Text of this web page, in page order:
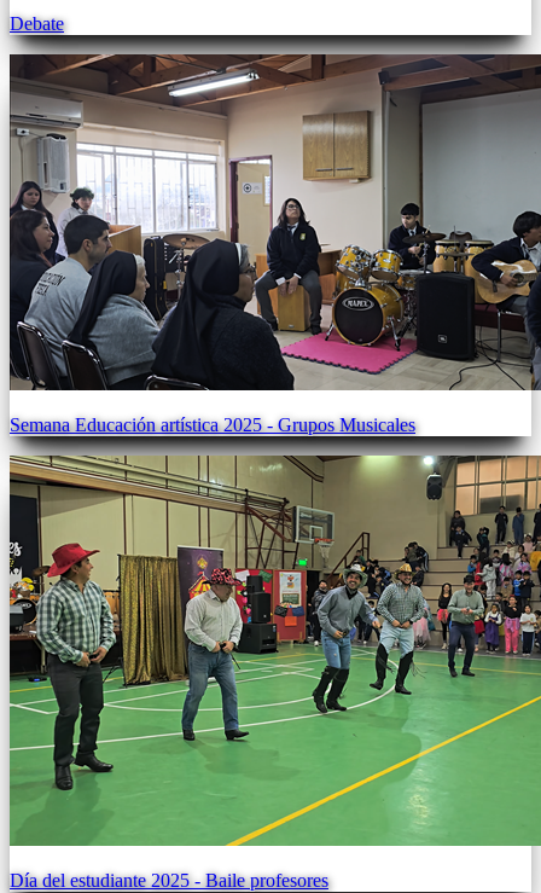
Debate
Semana Educación artística 2025 - Grupos Musicales
Día del estudiante 2025 - Baile profesores